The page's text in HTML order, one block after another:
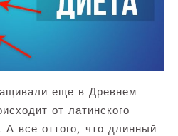
еще в Древнем
от латинского
все оттого, что длинный